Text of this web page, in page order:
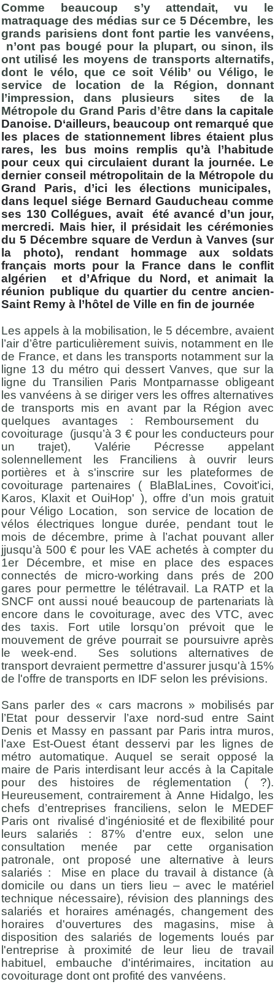
Comme beaucoup s’y attendait, vu le
matraquage des médias sur ce 5 Décembre, les
grands parisiens dont font partie les vanvéens,
n’ont pas bougé pour la plupart, ou sinon, ils
ont utilisé les moyens de transports alternatifs,
dont le vélo, que ce soit Vélib’ ou Véligo, le
service de location de la Région, donnant
l’impression, dans plusieurs sites de la
Métropole du Grand Paris d’être dans la capitale
Danoise. D‘ailleurs, beaucoup ont remarqué que
les places de stationnement libres étaient plus
rares, les bus moins remplis qu’à l’habitude
pour ceux qui circulaient durant la journée. Le
dernier conseil métropolitain de la Métropole du
Grand Paris, d’ici les élections municipales,
dans lequel siége Bernard Gauducheau comme
ses 130 Collégues, avait été avancé d’un jour,
mercredi. Mais hier, il présidait les cérémonies
du 5 Décembre square de Verdun à Vanves (sur
la photo), rendant hommage aux soldats
français morts pour la France dans le conflit
algérien et d’Afrique du Nord, et animait la
réunion publique du quartier du centre ancien-
Saint Remy à l’hôtel de Ville en fin de journée
Les appels à la mobilisation, le 5 décembre, avaient
l’air d’être particulièrement suivis, notamment en Ile
de France, et dans les transports notamment sur la
ligne 13 du métro qui dessert Vanves, que sur la
ligne du Transilien Paris Montparnasse obligeant
les vanvéens à se diriger vers les offres alternatives
de transports mis en avant par la Région avec
quelques avantages : Remboursement du
covoiturage (jusqu’à 3 € pour les conducteurs pour
un trajet), Valérie Pécresse appelant
solennellement les Franciliens à ouvrir leurs
portières et à s'inscrire sur les plateformes de
covoiturage partenaires ( BlaBlaLines, Covoit'ici,
Karos, Klaxit et OuiHop' ), offre d’un mois gratuit
pour Véligo Location, son service de location de
vélos électriques longue durée, pendant tout le
mois de décembre, prime à l’achat pouvant aller
jjusqu’à 500 € pour les VAE achetés à compter du
1er Décembre, et mise en place des espaces
connectés de micro-working dans prés de 200
gares pour permettre le télétravail. La RATP et la
SNCF ont aussi noué beaucoup de partenariats là
encore dans le covoiturage, avec des VTC, avec
des taxis. Fort utile lorsqu’on prévoit que le
mouvement de gréve pourrait se poursuivre après
le week-end. Ses solutions alternatives de
transport devraient permettre d'assurer jusqu'à 15%
de l'offre de transports en IDF selon les prévisions.
Sans parler des « cars macrons » mobilisés par
l’Etat pour desservir l’axe nord-sud entre Saint
Denis et Massy en passant par Paris intra muros,
l’axe Est-Ouest étant desservi par les lignes de
métro automatique. Auquel se serait opposé la
maire de Paris interdisant leur accés à la Capitale
pour des histoires de réglementation ( ?).
Heureusement, contrairement à Anne Hidalgo, les
chefs d’entreprises franciliens, selon le MEDEF
Paris ont rivalisé d'ingéniosité et de flexibilité pour
leurs salariés : 87% d'entre eux, selon une
consultation menée par cette organisation
patronale, ont proposé une alternative à leurs
salariés : Mise en place du travail à distance (à
domicile ou dans un tiers lieu – avec le matériel
technique nécessaire), révision des plannings des
salariés et horaires aménagés, changement des
horaires d'ouvertures des magasins, mise à
disposition des salariés de logements loués par
l'entreprise à proximité de leur lieu de travail
habituel, embauche d'intérimaires, incitation au
covoiturage dont ont profité des vanvéens.